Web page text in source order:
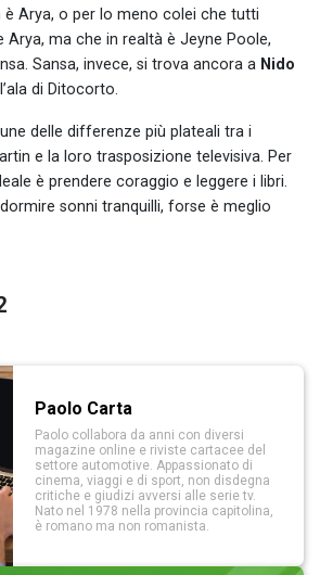
è Arya, o per lo meno colei che tutti
Arya, ma che in realtà è Jeyne Poole,
Sansa, invece, si trova ancora a Nido
di Ditocorto.
delle differenze più plateali tra i
e la loro trasposizione televisiva. Per
è prendere coraggio e leggere i libri.
sonni tranquilli, forse è meglio
Paolo Carta
Paolo collabora da anni con diversi
magazine online e riviste cartacee del
settore automotive. Appassionato di
cinema, viaggi e di sport, non disdegna
critiche e giudizi avversi alle serie tv.
Nato nel 1978 nella provincia capitolina,
è romano ma non romanista.